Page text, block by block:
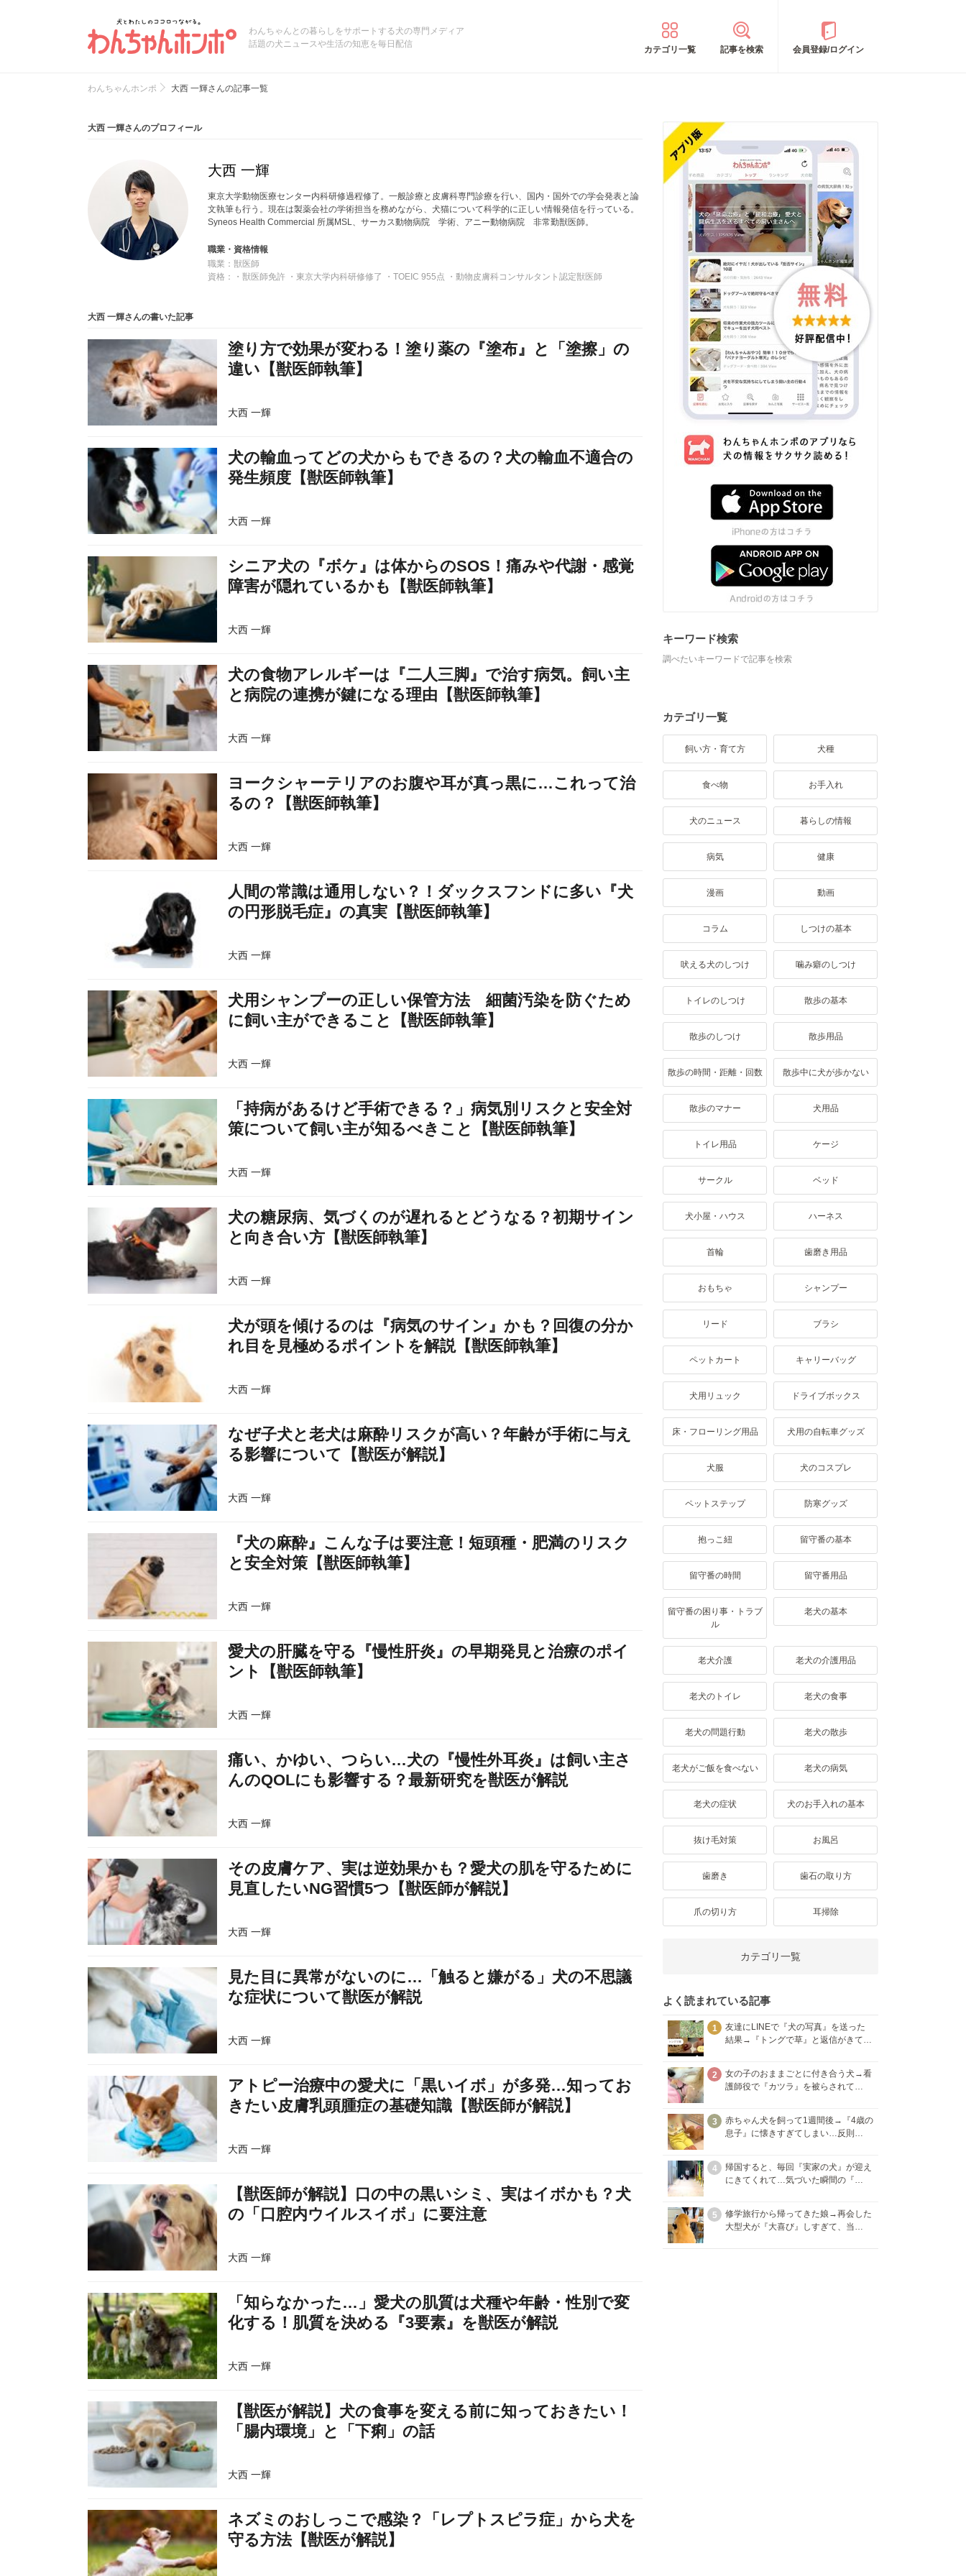
わんちゃんとの暮らしをサポートする犬の専門メディア
話題の犬ニュースや生活の知恵を毎日配信
カテゴリ一覧 記事を検索 会員登録/ログイン
わんちゃんホンポ 大西 一輝さんの記事一覧
大西 一輝さんのプロフィール
大西 一輝
東京大学動物医療センター内科研修過程修了。一般診療と皮膚科専門診療を行い、国内・国外での学会発表と論
文執筆も行う。現在は製薬会社の学術担当を務めながら、犬猫について科学的に正しい情報発信を行っている。
Syneos Health Commercial 所属MSL、サーカス動物病院 学術、アニー動物病院 非常勤獣医師。
職業・資格情報
職業：獣医師
資格：・獣医師免許 ・東京大学内科研修修了 ・TOEIC 955点 ・動物皮膚科コンサルタント認定獣医師
大西 一輝さんの書いた記事
塗り方で効果が変わる！塗り薬の『塗布』と「塗擦」の
違い【獣医師執筆】
大西 一輝
犬の輸血ってどの犬からもできるの？犬の輸血不適合の
発生頻度【獣医師執筆】
大西 一輝
シニア犬の『ボケ』は体からのSOS！痛みや代謝・感覚
障害が隠れているかも【獣医師執筆】
大西 一輝
犬の食物アレルギーは『二人三脚』で治す病気。飼い主
と病院の連携が鍵になる理由【獣医師執筆】
大西 一輝
ヨークシャーテリアのお腹や耳が真っ黒に…これって治
るの？【獣医師執筆】
大西 一輝
人間の常識は通用しない？！ダックスフンドに多い『犬
の円形脱毛症』の真実【獣医師執筆】
大西 一輝
犬用シャンプーの正しい保管方法 細菌汚染を防ぐため
に飼い主ができること【獣医師執筆】
大西 一輝
「持病があるけど手術できる？」病気別リスクと安全対
策について飼い主が知るべきこと【獣医師執筆】
大西 一輝
犬の糖尿病、気づくのが遅れるとどうなる？初期サイン
と向き合い方【獣医師執筆】
大西 一輝
犬が頭を傾けるのは『病気のサイン』かも？回復の分か
れ目を見極めるポイントを解説【獣医師執筆】
大西 一輝
なぜ子犬と老犬は麻酔リスクが高い？年齢が手術に与え
る影響について【獣医が解説】
大西 一輝
『犬の麻酔』こんな子は要注意！短頭種・肥満のリスク
と安全対策【獣医師執筆】
大西 一輝
愛犬の肝臓を守る『慢性肝炎』の早期発見と治療のポイ
ント【獣医師執筆】
大西 一輝
痛い、かゆい、つらい…犬の『慢性外耳炎』は飼い主さ
んのQOLにも影響する？最新研究を獣医が解説
大西 一輝
その皮膚ケア、実は逆効果かも？愛犬の肌を守るために
見直したいNG習慣5つ【獣医師が解説】
大西 一輝
見た目に異常がないのに…「触ると嫌がる」犬の不思議
な症状について獣医が解説
大西 一輝
アトピー治療中の愛犬に「黒いイボ」が多発…知ってお
きたい皮膚乳頭腫症の基礎知識【獣医師が解説】
大西 一輝
【獣医師が解説】口の中の黒いシミ、実はイボかも？犬
の「口腔内ウイルスイボ」に要注意
大西 一輝
「知らなかった…」愛犬の肌質は犬種や年齢・性別で変
化する！肌質を決める『3要素』を獣医が解説
大西 一輝
【獣医が解説】犬の食事を変える前に知っておきたい！
「腸内環境」と「下痢」の話
大西 一輝
ネズミのおしっこで感染？「レプトスピラ症」から犬を
守る方法【獣医が解説】
キーワード検索
調べたいキーワードで記事を検索
カテゴリ一覧
飼い方・育て方 犬種
食べ物 お手入れ
犬のニュース 暮らしの情報
病気 健康
漫画 動画
コラム しつけの基本
吠える犬のしつけ 噛み癖のしつけ
トイレのしつけ 散歩の基本
散歩のしつけ 散歩用品
散歩の時間・距離・回数 散歩中に犬が歩かない
散歩のマナー 犬用品
トイレ用品 ケージ
サークル ベッド
犬小屋・ハウス ハーネス
首輪 歯磨き用品
おもちゃ シャンプー
リード ブラシ
ペットカート キャリーバッグ
犬用リュック ドライブボックス
床・フローリング用品 犬用の自転車グッズ
犬服 犬のコスプレ
ペットステップ 防寒グッズ
抱っこ紐 留守番の基本
留守番の時間 留守番用品
留守番の困り事・トラブ
ル
老犬の基本
老犬介護 老犬の介護用品
老犬のトイレ 老犬の食事
老犬の問題行動 老犬の散歩
老犬がご飯を食べない 老犬の病気
老犬の症状 犬のお手入れの基本
抜け毛対策 お風呂
歯磨き 歯石の取り方
爪の切り方 耳掃除
カテゴリ一覧
よく読まれている記事
1
友達にLINEで『犬の写真』を送った
結果→『トングで草』と返信がきて…
2
女の子のおままごとに付き合う犬→看
護師役で『カツラ』を被らされて…
3
赤ちゃん犬を飼って1週間後→『4歳の
息子』に懐きすぎてしまい…反則…
4
帰国すると、毎回『実家の犬』が迎え
にきてくれて…気づいた瞬間の『…
5
修学旅行から帰ってきた娘→再会した
大型犬が『大喜び』しすぎて、当…